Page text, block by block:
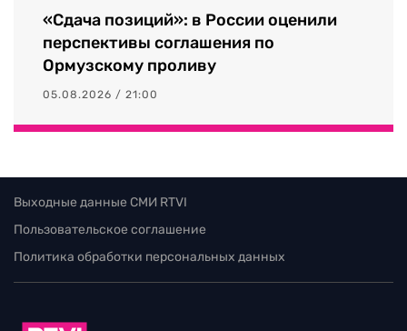
«Сдача позиций»: в России оценили
перспективы соглашения по
Ормузскому проливу
05.08.2026 / 21:00
Выходные данные СМИ RTVI
Пользовательское соглашение
Политика обработки персональных данных